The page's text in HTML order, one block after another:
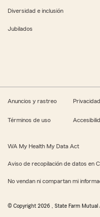
Diversidad e inclusión
Jubilados
Anuncios y rastreo Privacidad
Términos de uso
WA My Health My Data Act
Aviso de recopilación de datos en
No vendan ni compartan mi
© Copyright 2026 , State Farm Mutual